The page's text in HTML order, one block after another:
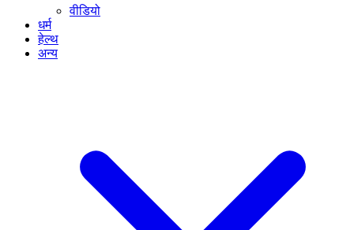
वीडियो
धर्म
हेल्थ
अन्य